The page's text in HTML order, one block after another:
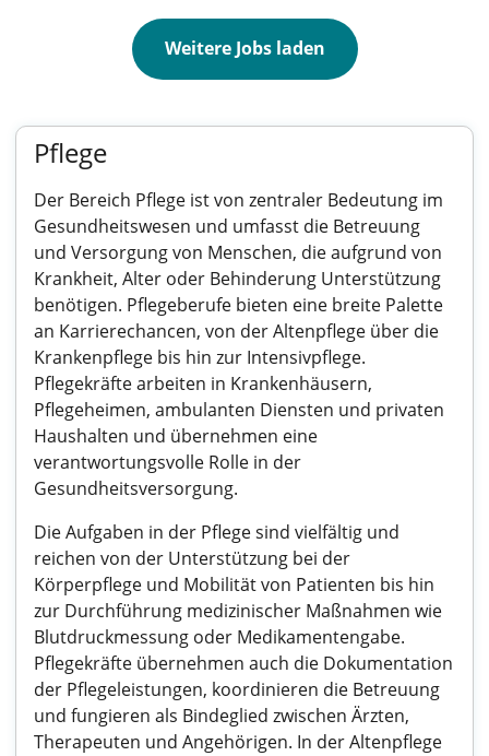
Weitere Jobs laden
Pflege
Der Bereich Pflege ist von zentraler Bedeutung im
Gesundheitswesen und umfasst die Betreuung
und Versorgung von Menschen, die aufgrund von
Krankheit, Alter oder Behinderung Unterstützung
benötigen. Pflegeberufe bieten eine breite Palette
an Karrierechancen, von der Altenpflege über die
Krankenpflege bis hin zur Intensivpflege.
Pflegekräfte arbeiten in Krankenhäusern,
Pflegeheimen, ambulanten Diensten und privaten
Haushalten und übernehmen eine
verantwortungsvolle Rolle in der
Gesundheitsversorgung.
Die Aufgaben in der Pflege sind vielfältig und
reichen von der Unterstützung bei der
Körperpflege und Mobilität von Patienten bis hin
zur Durchführung medizinischer Maßnahmen wie
Blutdruckmessung oder Medikamentengabe.
Pflegekräfte übernehmen auch die Dokumentation
der Pflegeleistungen, koordinieren die Betreuung
und fungieren als Bindeglied zwischen Ärzten,
Therapeuten und Angehörigen. In der Altenpflege